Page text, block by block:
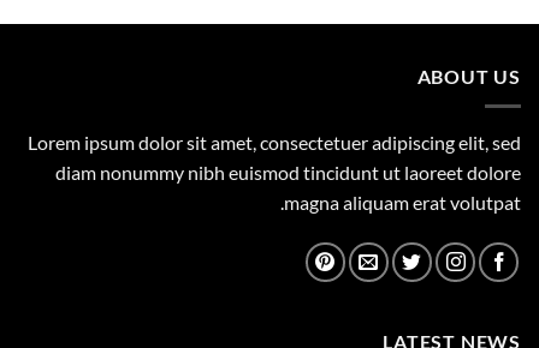
היה:
הוא:
ABOUT US
Lorem ipsum dolor sit amet, consectetuer adipiscing elit, sed
diam nonummy nibh euismod tincidunt ut laoreet dolore
magna aliquam erat volutpat.
LATEST NEWS